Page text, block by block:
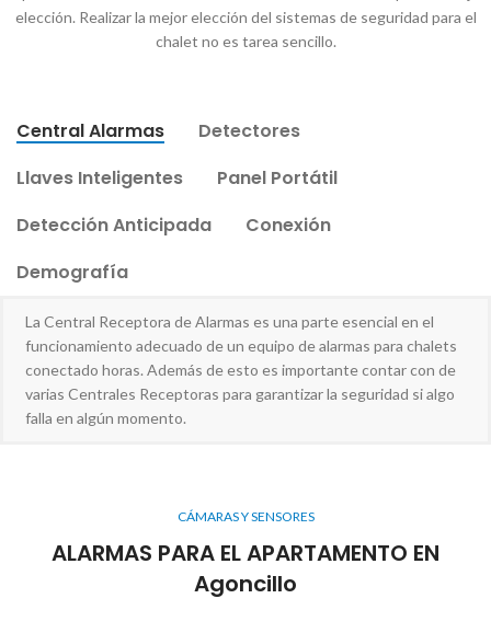
elección. Realizar la mejor elección del sistemas de seguridad para el
chalet no es tarea sencillo.
Central Alarmas
Detectores
Llaves Inteligentes
Panel Portátil
Detección Anticipada
Conexión
Demografía
La Central Receptora de Alarmas es una parte esencial en el
funcionamiento adecuado de un equipo de alarmas para chalets
conectado horas. Además de esto es importante contar con de
varias Centrales Receptoras para garantizar la seguridad si algo
falla en algún momento.
CÁMARAS Y SENSORES
ALARMAS PARA EL APARTAMENTO EN
Agoncillo